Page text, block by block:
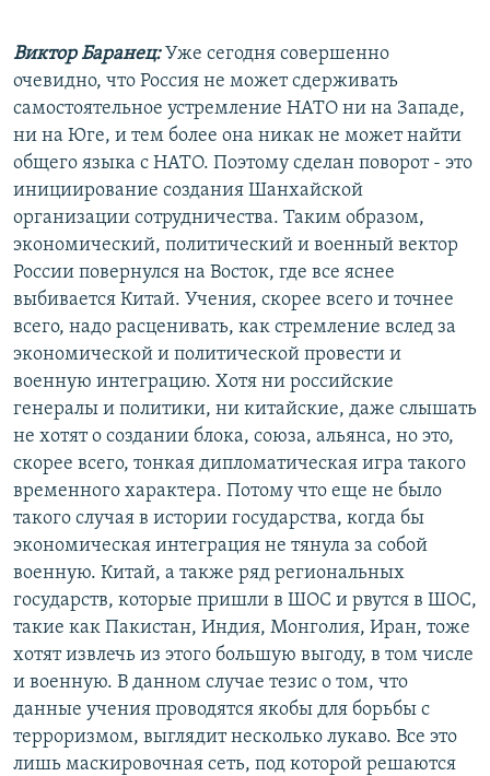
Виктор Баранец: Уже сегодня совершенно
очевидно, что Россия не может сдерживать
самостоятельное устремление НАТО ни на Западе,
ни на Юге, и тем более она никак не может найти
общего языка с НАТО. Поэтому сделан поворот - это
инициирование создания Шанхайской
организации сотрудничества. Таким образом,
экономический, политический и военный вектор
России повернулся на Восток, где все яснее
выбивается Китай. Учения, скорее всего и точнее
всего, надо расценивать, как стремление вслед за
экономической и политической провести и
военную интеграцию. Хотя ни российские
генералы и политики, ни китайские, даже слышать
не хотят о создании блока, союза, альянса, но это,
скорее всего, тонкая дипломатическая игра такого
временного характера. Потому что еще не было
такого случая в истории государства, когда бы
экономическая интеграция не тянула за собой
военную. Китай, а также ряд региональных
государств, которые пришли в ШОС и рвутся в ШОС,
такие как Пакистан, Индия, Монголия, Иран, тоже
хотят извлечь из этого большую выгоду, в том числе
и военную. В данном случае тезис о том, что
данные учения проводятся якобы для борьбы с
терроризмом, выглядит несколько лукаво. Все это
лишь маскировочная сеть, под которой решаются